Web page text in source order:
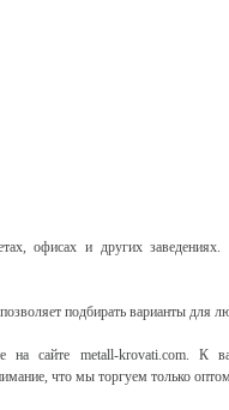
офисах и других
подбирать варианты для
на сайте metall-krovati.com. К
что мы торгуем только